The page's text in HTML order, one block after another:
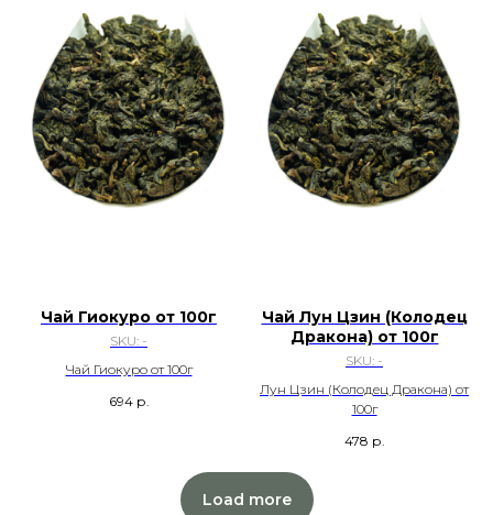
Чай Гиокуро от 100г
SKU: -
Чай Гиокуро от 100г
694 р.
Чай Лун Цзин (Колодец
Дракона) от 100г
SKU: -
Лун Цзин (Колодец Дракона) от
100г
478 р.
Load more